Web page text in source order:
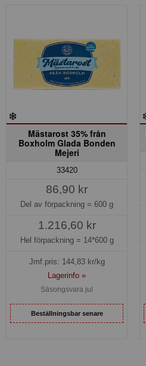
Mästarost 35% från
Boxholm Glada Bonden
Mejeri
33420
86,90 kr
Del av förpackning = 600 g
1.216,60 kr
Hel förpackning = 14*600 g
Jmf.pris: 144,83kr/kg
Lagerinfo »
Säsongsvara jul
Beställningsbar senare